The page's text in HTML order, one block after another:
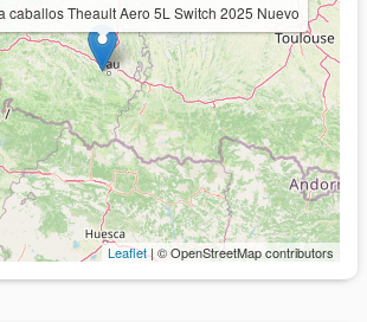
caballos Theault Aero 5L Switch 2025 Nuevo
Leaflet| © OpenStreetMap contributors